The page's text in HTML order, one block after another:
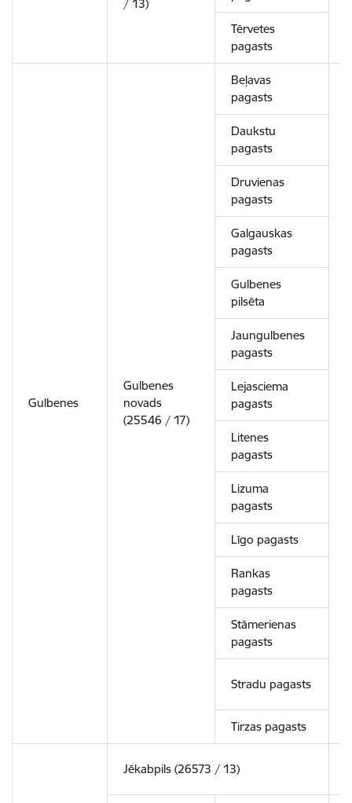
/ 13)
Tērvetes
pagasts
Gulbenes
Gulbenes
novads
(25546 / 17)
Beļavas
pagasts
Daukstu
pagasts
Druvienas
pagasts
Galgauskas
pagasts
Gulbenes
pilsēta
Jaungulbenes
pagasts
Lejasciema
pagasts
Litenes
pagasts
Lizuma
pagasts
Līgo pagasts
Rankas
pagasts
Stāmerienas
pagasts
Stradu pagasts
Tirzas pagasts
Jēkabpils (26573 / 13)